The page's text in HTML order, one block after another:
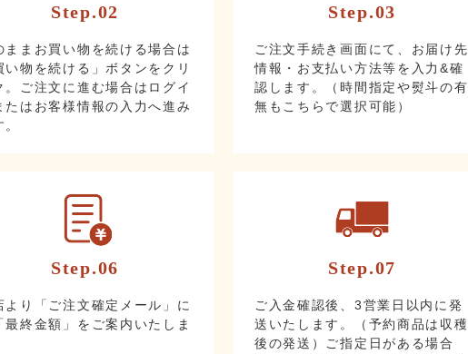
Step.02
ままお買い物を続ける場合は
い物を続ける」ボタンをクリ
。ご注文に進む場合はログイ
たはお客様情報の入力へ進み
Step.03
ご注文手続き画面にて、お届け先
情報・お支払い方法等を入力&確
認します。（時間指定や熨斗の有
無もこちらで選択可能）
Step.06
より「ご注文確定メール」に
最終金額」をご案内いたしま
Step.07
ご入金確認後、3営業日以内に発
送いたします。（予約商品は収穫
後の発送）ご指定日がある場合